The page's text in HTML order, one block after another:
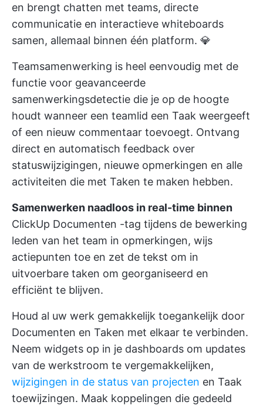
en brengt chatten met teams, directe
communicatie en interactieve whiteboards
samen, allemaal binnen één platform. 💎
Teamsamenwerking is heel eenvoudig met de
functie voor geavanceerde
samenwerkingsdetectie die je op de hoogte
houdt wanneer een teamlid een Taak weergeeft
of een nieuw commentaar toevoegt. Ontvang
direct en automatisch feedback over
statuswijzigingen, nieuwe opmerkingen en alle
activiteiten die met Taken te maken hebben.
Samenwerken naadloos in real-time binnen
ClickUp Documenten -tag tijdens de bewerking
leden van het team in opmerkingen, wijs
actiepunten toe en zet de tekst om in
uitvoerbare taken om georganiseerd en
efficiënt te blijven.
Houd al uw werk gemakkelijk toegankelijk door
Documenten en Taken met elkaar te verbinden.
Neem widgets op in je dashboards om updates
van de werkstroom te vergemakkelijken,
wijzigingen in de status van projecten en Taak
toewijzingen. Maak koppelingen die gedeeld